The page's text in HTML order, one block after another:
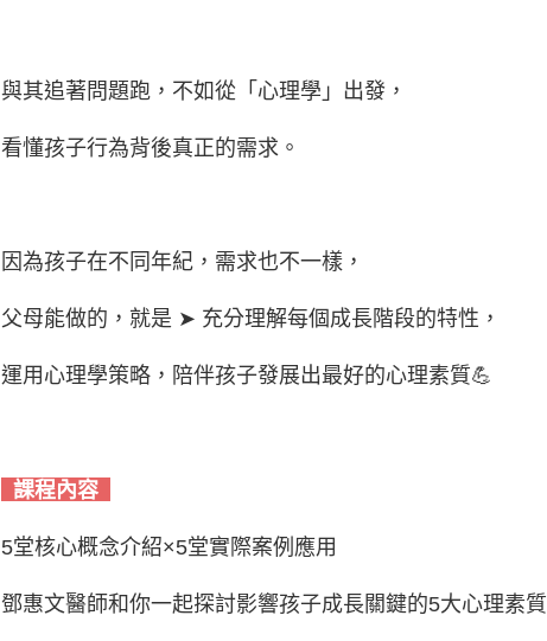
與其追著問題跑，不如從「心理學」出發，
看懂孩子行為背後真正的需求。
因為孩子在不同年紀，需求也不一樣，
父母能做的，就是 ➤ 充分理解每個成長階段的特性，
運用心理學策略，陪伴孩子發展出最好的心理素質💪
課程內容
5堂核心概念介紹×5堂實際案例應用
鄧惠文醫師和你一起探討影響孩子成長關鍵的5大心理素質